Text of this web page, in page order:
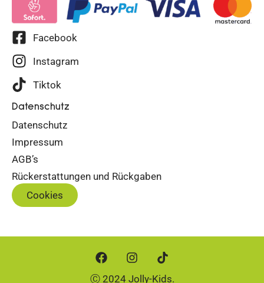
Facebook
Instagram
Tiktok
Datenschutz
Datenschutz
Impressum
AGB’s
Rückerstattungen und Rückgaben
Cookies
Ⓒ 2024 Jolly-Kids.